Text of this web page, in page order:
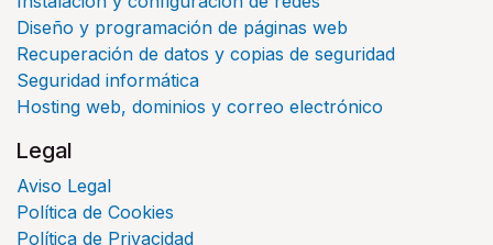
Diseño y programación de páginas web
Recuperación de datos y copias de seguridad
Seguridad informática
Hosting web, dominios y correo electrónico
Legal
Aviso Legal
Política de Cookies
Política de Privacidad